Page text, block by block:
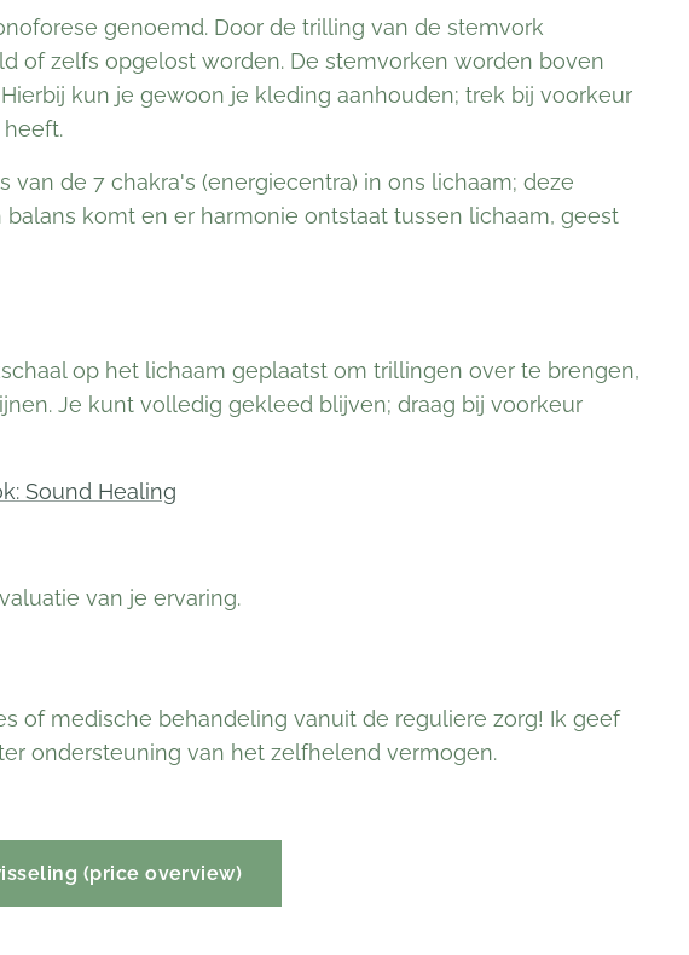
genoemd. Door de trilling van de stemvork
of zelfs opgelost worden. De stemvorken worden boven
kun je gewoon je kleding aanhouden; trek bij voorkeur
de 7 chakra's (energiecentra) in ons lichaam; deze
komt en er harmonie ontstaat tussen lichaam, geest
op het lichaam geplaatst om trillingen over te brengen,
Je kunt volledig gekleed blijven; draag bij voorkeur
Sound Healing
van je ervaring.
of medische behandeling vanuit de reguliere zorg! Ik geef
ondersteuning van het zelfhelend vermogen.
(price overview)